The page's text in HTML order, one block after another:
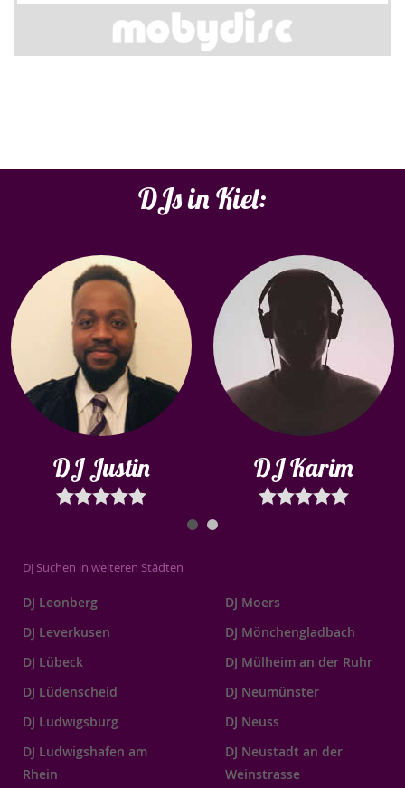
DJs in Kiel:
DJ Justin DJ Karim
DJ Suchen in weiteren Städten
DJ Leonberg
DJ Leverkusen
DJ Lübeck
DJ Lüdenscheid
DJ Ludwigsburg
DJ Ludwigshafen am
Rhein
DJ Moers
DJ Mönchengladbach
DJ Mülheim an der Ruhr
DJ Neumünster
DJ Neuss
DJ Neustadt an der
Weinstrasse